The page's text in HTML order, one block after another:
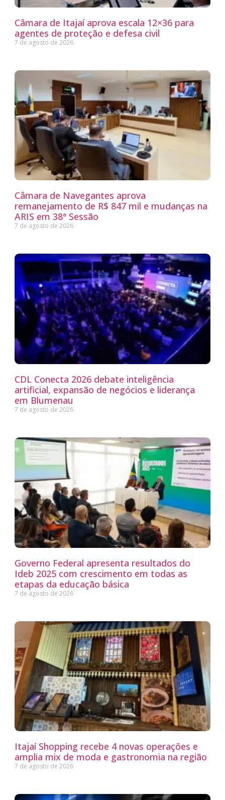
Câmara de Itajaí aprova escala 12×36 para
agentes de proteção e defesa civil
7 de agosto de 2026
Câmara de Navegantes aprova
remanejamento de R$ 847 mil e mudanças na
ARIS em 38ª Sessão
7 de agosto de 2026
CDL Conecta 2026 debate inteligência
artificial, expansão de negócios e liderança
em Blumenau
7 de agosto de 2026
Governo Federal apresenta resultados do
Ideb 2025 com crescimento em todas as
etapas da educação básica
7 de agosto de 2026
Itajaí Shopping recebe 4 novas operações e
amplia mix de moda e gastronomia na região
7 de agosto de 2026